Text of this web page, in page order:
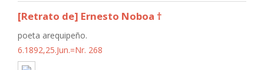
[Retrato de] Ernesto Noboa †
poeta arequipeño.
6.1892,25.Jun.=Nr. 268